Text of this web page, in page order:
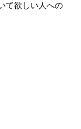
て欲しい人への